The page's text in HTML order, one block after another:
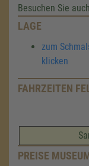
Besuchen Sie
LAGE
zum
klicken
FAHRZEITEN
PREISE